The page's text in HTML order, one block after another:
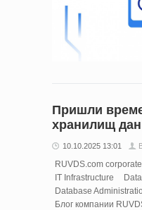
Пришли
хранилищ
10.10.2025 13:01
RUVDS.com
IT Infrastructure
Database
Блог компании